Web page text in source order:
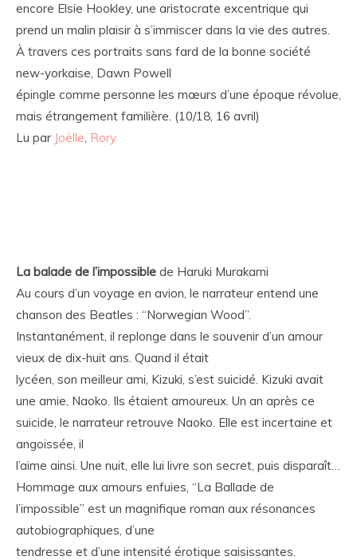
encore Elsie Hookley, une aristocrate excentrique qui
prend un malin plaisir à s’immiscer dans la vie des autres.
À travers ces portraits sans fard de la bonne société
new-yorkaise, Dawn Powell
épingle comme personne les mœurs d’une époque révolue,
mais étrangement familière. (10/18, 16 avril)
Lu par Joëlle, Rory
La balade de l’impossible de Haruki Murakami
Au cours d’un voyage en avion, le narrateur entend une
chanson des Beatles : “Norwegian Wood”.
Instantanément, il replonge dans le souvenir d’un amour
vieux de dix-huit ans. Quand il était
lycéen, son meilleur ami, Kizuki, s’est suicidé. Kizuki avait
une amie, Naoko. Ils étaient amoureux. Un an après ce
suicide, le narrateur retrouve Naoko. Elle est incertaine et
angoissée, il
l’aime ainsi. Une nuit, elle lui livre son secret, puis disparaît…
Hommage aux amours enfuies, “La Ballade de
l’impossible” est un magnifique roman aux résonances
autobiographiques, d’une
tendresse et d’une intensité érotique saisissantes.